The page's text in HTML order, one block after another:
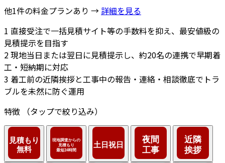
他1件の料金プランあり → 詳細を見る
1 直接受注で一括見積サイト等の手数料を抑え、最安値級の
見積提示を目指す
2現地当日または翌日に見積提示し、約20名の連携で早期着
工・短納期に対応
3 着工前の近隣挨拶と工事中の報告・連絡・相談徹底でトラ
ブルを未然に防ぐ運用
特徴
（タップで絞り込み）